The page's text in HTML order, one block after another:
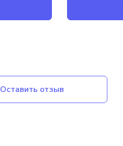
Оставить отзыв